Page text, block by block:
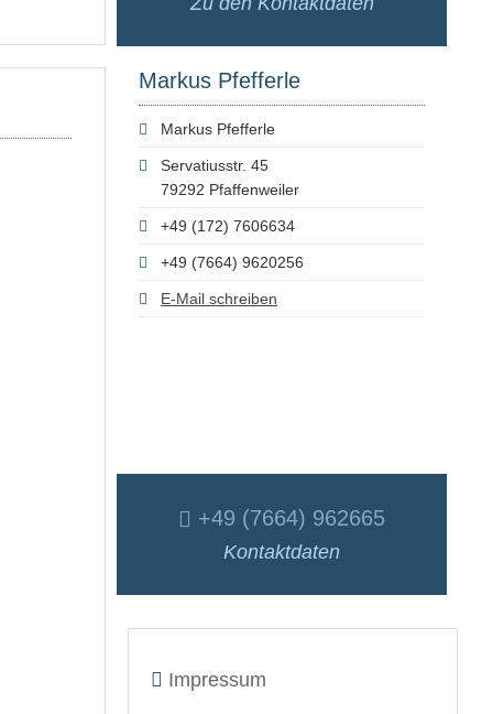
Markus Pfefferle
Markus Pfefferle
Servatiusstr. 45
79292 Pfaffenweiler
+49 (172) 7606634
+49 (7664) 9620256
E-Mail schreiben
+49 (7664) 962665
Kontaktdaten
Impressum